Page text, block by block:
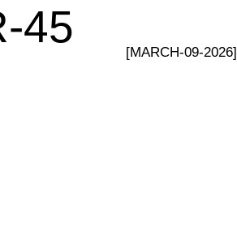
45
[MARCH-09-2026]